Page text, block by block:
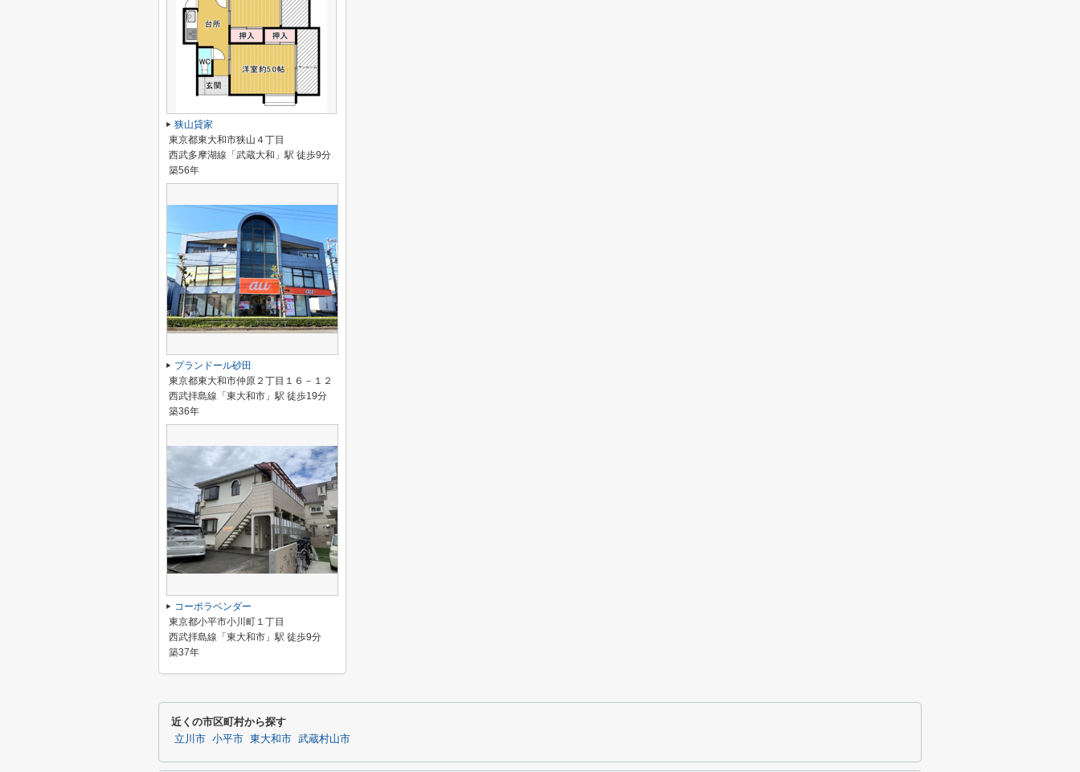
狭山貸家
東京都東大和市狭山４丁目
西武多摩湖線「武蔵大和」駅 徒歩9分
築56年
プランドール砂田
東京都東大和市仲原２丁目１６－１２
西武拝島線「東大和市」駅 徒歩19分
築36年
コーポラベンダー
東京都小平市小川町１丁目
西武拝島線「東大和市」駅 徒歩9分
築37年
近くの市区町村から探す
立川市 小平市 東大和市 武蔵村山市